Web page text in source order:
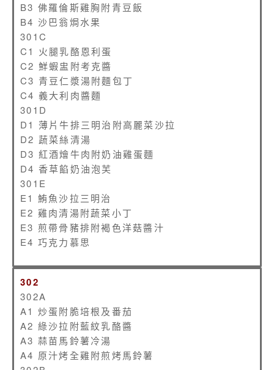
B3 佛羅倫斯雞胸附青豆飯
B4 沙巴翁焗水果
301C
C1 火腿乳酪恩利蛋
C2 鮮蝦盅附考克醬
C3 青豆仁漿湯附麵包丁
C4 義大利肉醬麵
301D
D1 薄片牛排三明治附高麗菜沙拉
D2 蔬菜絲清湯
D3 紅酒燴牛肉附奶油雞蛋麵
D4 香草餡奶油泡芙
301E
E1 鮪魚沙拉三明治
E2 雞肉清湯附蔬菜小丁
E3 煎帶骨豬排附褐色洋菇醬汁
E4 巧克力慕思
302
302A
A1 炒蛋附脆培根及番茄
A2 綠沙拉附藍紋乳酪醬
A3 蒜苗馬鈴薯冷湯
A4 原汁烤全雞附煎烤馬鈴薯